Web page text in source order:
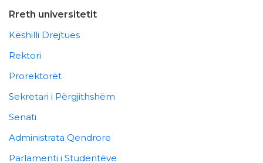
Rreth universitetit
Këshilli Drejtues
Rektori
Prorektorët
Sekretari i Përgjithshëm
Senati
Administrata Qendrore
Parlamenti i Studentëve